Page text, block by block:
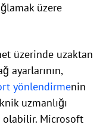
üzere
üzerinde uzaktan
ayarlarının,
yönlendirmenin
uzmanlığı
olabilir. Microsoft